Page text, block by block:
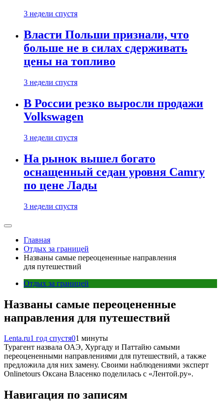
3 недели спустя
Власти Польши признали, что
больше не в силах сдерживать
цены на топливо
3 недели спустя
В России резко выросли продажи
Volkswagen
3 недели спустя
На рынок вышел богато
оснащенный седан уровня Camry
по цене Лады
3 недели спустя
Главная
Отдых за границей
Названы самые переоцененные направления
для путешествий
Отдых за границей
Названы самые переоцененные
направления для путешествий
Lenta.ru1 год спустя01 минуты
Турагент назвала ОАЭ, Хургаду и Паттайю самыми
переоцененными направлениями для путешествий, а также
предложила для них замену. Своими наблюдениями эксперт
Onlinetours Оксана Власенко поделилась с «Лентой.ру».
Навигация по записям